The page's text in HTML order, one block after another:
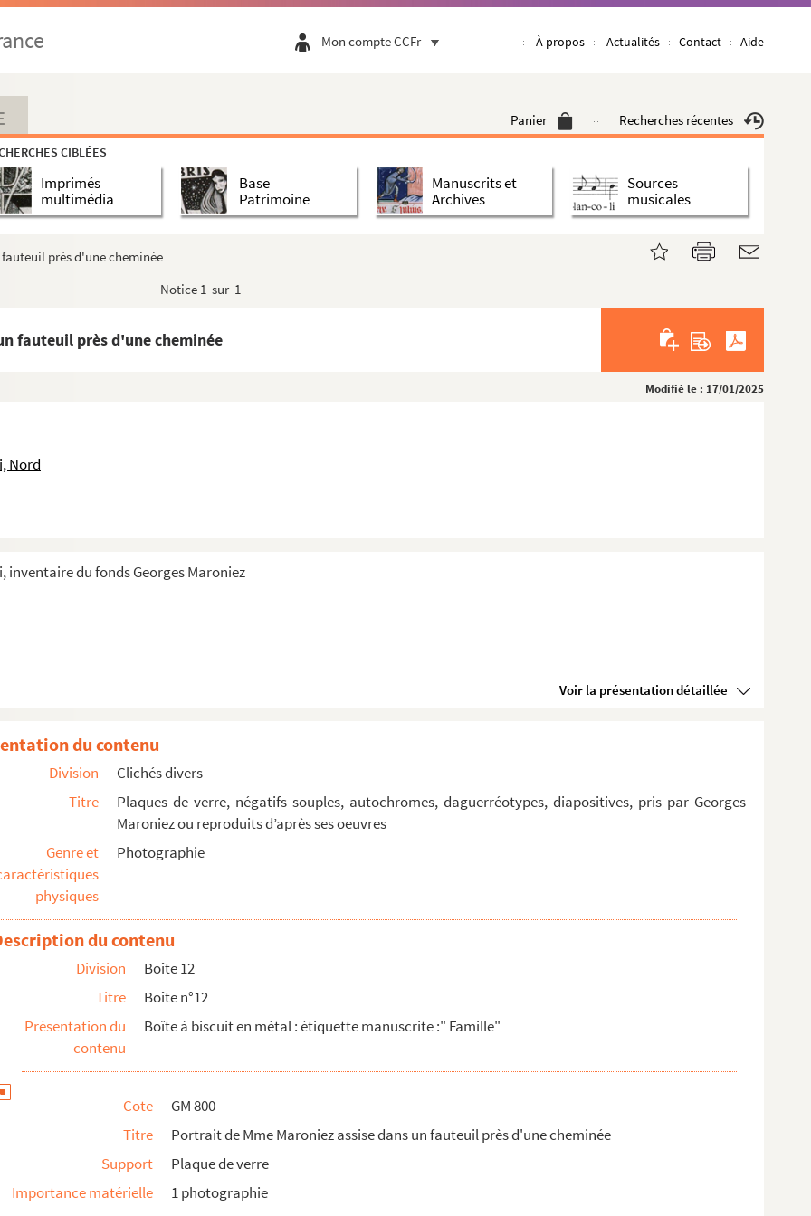
Mon compte CCFr À propos Actualités Contact Aide
Panier Recherches récentes
CIBLÉES
Imprimés
multimédia
Base
Patrimoine
Manuscrits et
Archives
Sources
musicales
près d'une cheminée
Notice 1 sur 1
fauteuil près d'une cheminée
Modifié le : 17/01/2025
Nord
inventaire du fonds Georges Maroniez
Voir la présentation détaillée
de mer en Bretagne
Maroniez
sa femme et ses trois filles)
devant un tableau
près d'une cheminée
de magistrat
Georges Maroniez.
Maroniez
bébé dans les bras
de maisons en bord de mer
qui doit être leur grand-mère.
la plage . On distingue l' emplacement de G.Maronie...
sur la plage. On distingue l'emplacement de G. Maroniez...
du contenu
Division
Clichés divers
Titre
Plaques de verre, négatifs souples, autochromes, daguerréotypes, diapositives, pris par Georges
Maroniez ou reproduits d’après ses oeuvres
Genre et
physiques
Photographie
du contenu
Division
Boîte 12
Titre
Boîte n°12
Présentation du
contenu
Boîte à biscuit en métal : étiquette manuscrite :" Famille"
Cote
GM 800
Titre
Portrait de Mme Maroniez assise dans un fauteuil près d'une cheminée
Support
Plaque de verre
Importance matérielle
1 photographie